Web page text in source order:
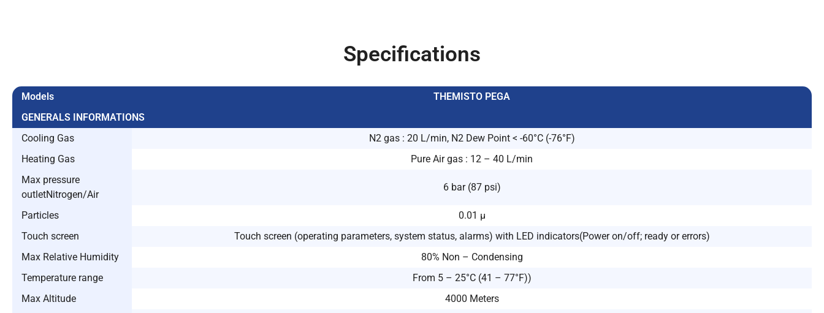
Specifications
Models
THEMISTO PEGA
GENERALS INFORMATIONS
Cooling Gas
N2 gas : 20 L/min, N2 Dew Point < -60°C (-76°F)
Heating Gas
Pure Air gas : 12 – 40 L/min
Max pressure
outletNitrogen/Air
6 bar (87 psi)
Particles
0.01 μ
Touch screen
Touch screen (operating parameters, system status, alarms) with LED indicators(Power on/off; ready or errors)
Max Relative Humidity
80% Non – Condensing
Temperature range
From 5 – 25°C (41 – 77°F))
Max Altitude
4000 Meters